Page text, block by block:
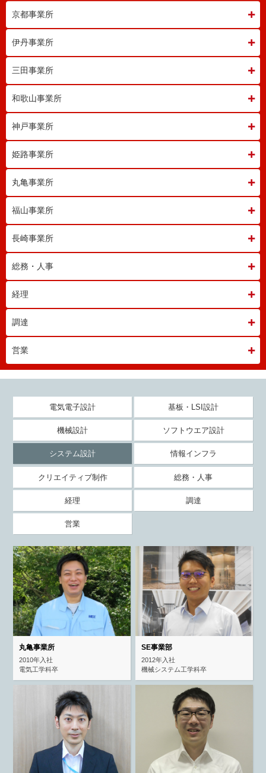
京都事業所
伊丹事業所
三田事業所
和歌山事業所
神戸事業所
姫路事業所
丸亀事業所
福山事業所
長崎事業所
総務・人事
経理
調達
営業
電気電子設計 基板・LSI設計
機械設計 ソフトウエア設計
システム設計 情報インフラ
クリエイティブ制作 総務・人事
経理 調達
営業
丸亀事業所
2010年入社
電気工学科卒
SE事業部
2012年入社
機械システム工学科卒